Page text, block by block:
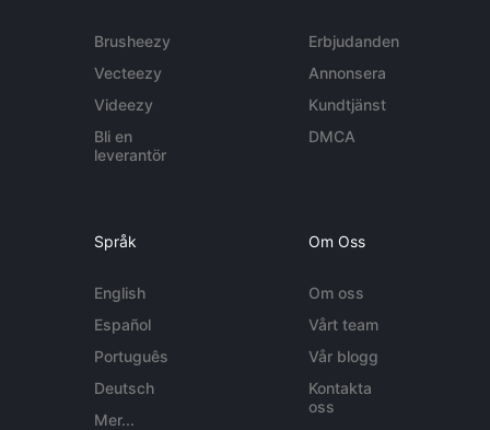
Brusheezy
Vecteezy
Videezy
Bli en
leverantör
Erbjudanden
Annonsera
Kundtjänst
DMCA
Språk
English
Español
Português
Deutsch
Mer...
Om Oss
Om oss
Vårt team
Vår blogg
Kontakta
oss